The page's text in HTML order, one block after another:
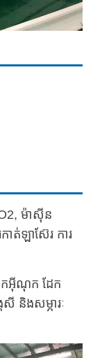
ម៉ាស៊ីន
ត់ឡាស៊ែរ ការ
ែកអ៊ីណុក ដែក
និងសម្ភារៈ